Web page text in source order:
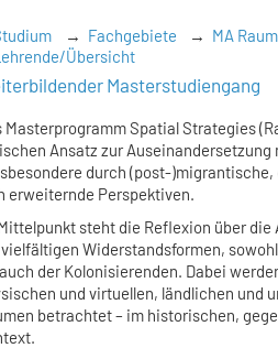
Fachgebiete
MA
Übersicht
Masterstudiengang
Masterprogramm Spatial Strategies
Ansatz zur
durch (post-
erweiternde Perspektiven.
steht die Reflexion über
Widerstandsformen,
der Kolonisierenden. Dabei
und virtuellen, ländlichen und
betrachtet – im historischen,